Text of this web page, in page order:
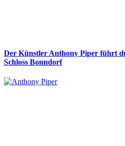
Der Künstler Anthony Piper führt
Schloss Bonndorf